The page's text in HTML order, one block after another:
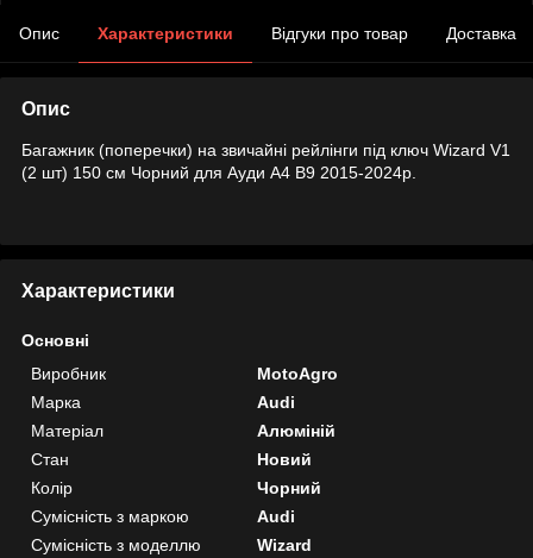
Опис Характеристики Відгуки про товар Доставка
Опис
Багажник (поперечки) на звичайні рейлінги під ключ Wizard V1
(2 шт) 150 см Чорний для Ауди A4 B9 2015-2024р.
Характеристики
Основні
Виробник
MotoAgro
Марка
Audi
Матеріал
Алюміній
Стан
Новий
Колір
Чорний
Сумісність з маркою
Audi
Сумісність з моделлю
Wizard